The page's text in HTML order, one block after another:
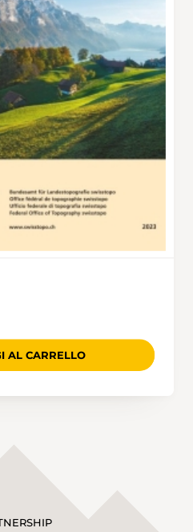
AL CARRELLO